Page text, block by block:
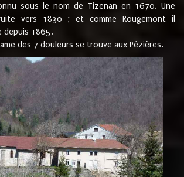
sous le nom de Tizenan en 1670. Une
vers 1830 ; et comme Rougemont il
depuis 1865.
des 7 douleurs se trouve aux Pézières.